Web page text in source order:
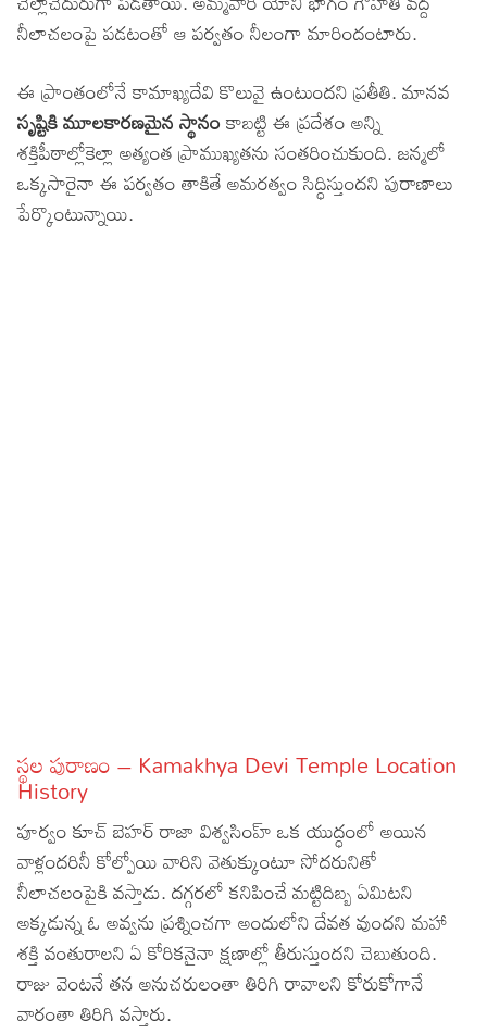
నీలాచలంపై పడటంతో ఆ పర్వతం నీలంగా మారిందంటారు.
ఈ ప్రాంతంలోనే కామాఖ్యదేవి కొలువై ఉంటుందని ప్రతీతి. మానవ
సృష్టికి మూలకారణమైన స్థానంకాబట్టి ఈ ప్రదేశం అన్ని
శక్తిపీఠాల్లోకెల్లా అత్యంత ప్రాముఖ్యతను సంతరించుకుంది. జన్మలో
ఒక్కసారైనా ఈ పర్వతం తాకితే అమరత్వం సిద్ధిస్తుందని పురాణాలు
పేర్కొంటున్నాయి.
స్థల పురాణం – Kamakhya Devi Temple Location
History
పూర్వం కూచ్‌ బెహర్‌ రాజా విశ్వసింహ్‌ ఒక యుద్ధంలో అయిన
వాళ్లందరినీ కోల్పోయి వారిని వెతుక్కుంటూ సోదరునితో
నీలాచలంపైకి వస్తాడు. దగ్గరలో కనిపించే మట్టిదిబ్బ ఏమిటని
అక్కడున్న ఓ అవ్వను ప్రశ్నించగా అందులోని దేవత వుందని మహా
శక్తి వంతురాలని ఏ కోరికనైనా క్షణాల్లో తీరుస్తుందని చెబుతుంది.
రాజు వెంటనే తన అనుచరులంతా తిరిగి రావాలని కోరుకోగానే
వారంతా తిరిగి వస్తారు.